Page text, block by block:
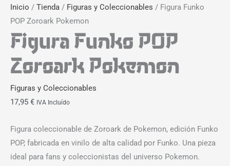
Inicio / Tienda / Figuras y Coleccionables / Figura Funko
POP Zoroark Pokemon
Figura Funko POP
Zoroark Pokemon
Figuras y Coleccionables
17,95 € IVA Incluído
Figura coleccionable de Zoroark de Pokemon, edición Funko
POP, fabricada en vinilo de alta calidad por Funko. Una pieza
ideal para fans y coleccionistas del universo Pokemon.